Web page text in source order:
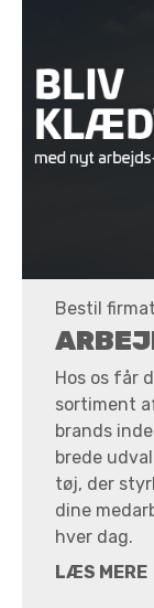
Bestil
Hos os får
sortiment
brands
brede
tøj, der
dine
hver dag.
LÆS MERE